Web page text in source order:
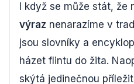
I když se může stát, že
výraz nenarazíme v
jsou slovníky a
házet flintu do žita.
skýtá jedinečnou